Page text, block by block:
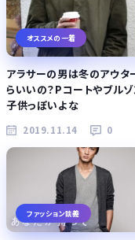
オススメの一着
アラサーの男は冬のアウタ
らいいの？Pコートやブル
子供っぽいよな
2019.11.14 0
ファッション談義